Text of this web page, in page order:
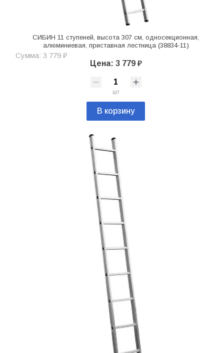
СИБИН 11 ступеней, высота 307 см, односекционная,
алюминиевая, приставная лестница (38834-11)
Сумма: 3 779 ₽
Цена: 3 779 ₽
шт
В корзину